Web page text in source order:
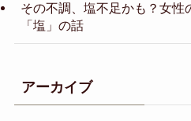
その不調、塩不足かも？女性
「塩」の話
アーカイブ